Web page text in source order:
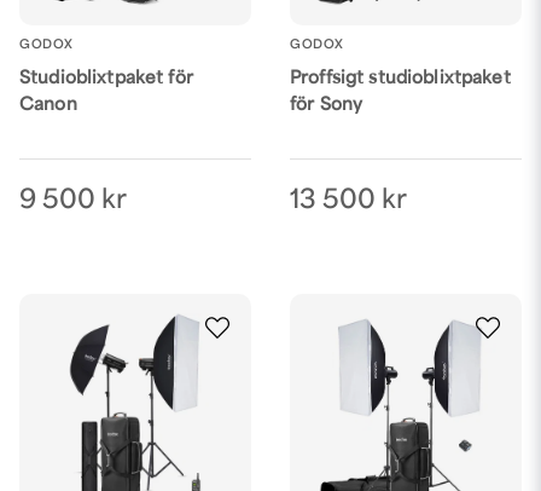
GODOX
Studioblixtpaket för
Canon
9 500 kr
GODOX
Proffsigt studioblixtpaket
för Sony
13 500 kr